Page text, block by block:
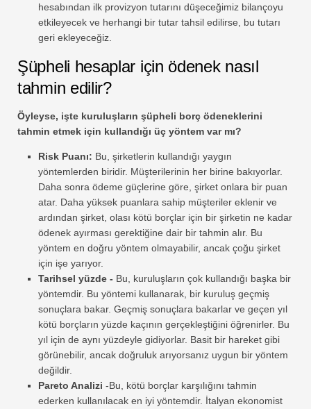
hesabından ilk provizyon tutarını düşeceğimiz bilançoyu
etkileyecek ve herhangi bir tutar tahsil edilirse, bu tutarı
geri ekleyeceğiz.
Şüpheli hesaplar için ödenek nasıl
tahmin edilir?
Öyleyse, işte kuruluşların şüpheli borç ödeneklerini
tahmin etmek için kullandığı üç yöntem var mı?
Risk Puanı: Bu, şirketlerin kullandığı yaygın
yöntemlerden biridir. Müşterilerinin her birine bakıyorlar.
Daha sonra ödeme güçlerine göre, şirket onlara bir puan
atar. Daha yüksek puanlara sahip müşteriler eklenir ve
ardından şirket, olası kötü borçlar için bir şirketin ne kadar
ödenek ayırması gerektiğine dair bir tahmin alır. Bu
yöntem en doğru yöntem olmayabilir, ancak çoğu şirket
için işe yarıyor.
Tarihsel yüzde - Bu, kuruluşların çok kullandığı başka bir
yöntemdir. Bu yöntemi kullanarak, bir kuruluş geçmiş
sonuçlara bakar. Geçmiş sonuçlara bakarlar ve geçen yıl
kötü borçların yüzde kaçının gerçekleştiğini öğrenirler. Bu
yıl için de aynı yüzdeyle gidiyorlar. Basit bir hareket gibi
görünebilir, ancak doğruluk arıyorsanız uygun bir yöntem
değildir.
Pareto Analizi -Bu, kötü borçlar karşılığını tahmin
ederken kullanılacak en iyi yöntemdir. İtalyan ekonomist